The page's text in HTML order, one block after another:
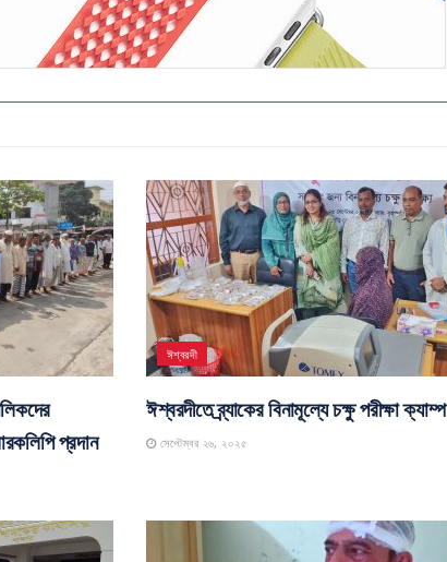
প্রদান
ঈশ্বরদী
ঈশ্বরদীতে ব্র্যাকের বিনামূল্যে চক্ষু পরীক্ষা ক্যাম্প
সেপ্টেম্বর ২৬, ২০২৫